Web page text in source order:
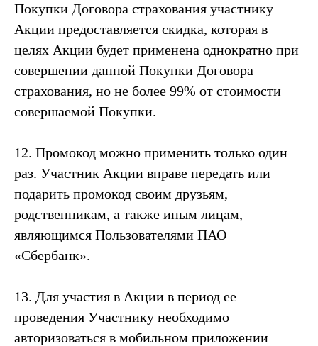
Покупки Договора страхования участнику
Акции предоставляется скидка, которая в
целях Акции будет применена однократно при
совершении данной Покупки Договора
страхования, но не более 99% от стоимости
совершаемой Покупки.
12. Промокод можно применить только один
раз. Участник Акции вправе передать или
подарить промокод своим друзьям,
родственникам, а также иным лицам,
являющимся Пользователями ПАО
«Сбербанк».
13. Для участия в Акции в период ее
проведения Участнику необходимо
авторизоваться в мобильном приложении